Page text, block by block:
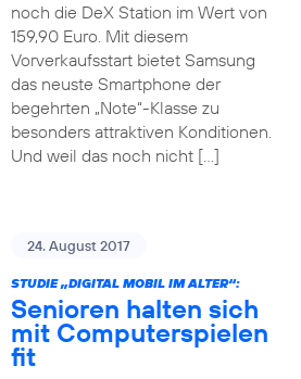
noch die DeX Station im Wert von
159,90 Euro. Mit diesem
Vorverkaufsstart bietet Samsung
das neuste Smartphone der
begehrten „Note“-Klasse zu
besonders attraktiven Konditionen.
Und weil das noch nicht […]
24. August 2017
STUDIE „DIGITAL MOBIL IM ALTER“:
Senioren halten sich
mit Computerspielen
fit